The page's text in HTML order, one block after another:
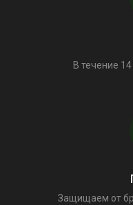
В течение
Защищаем от